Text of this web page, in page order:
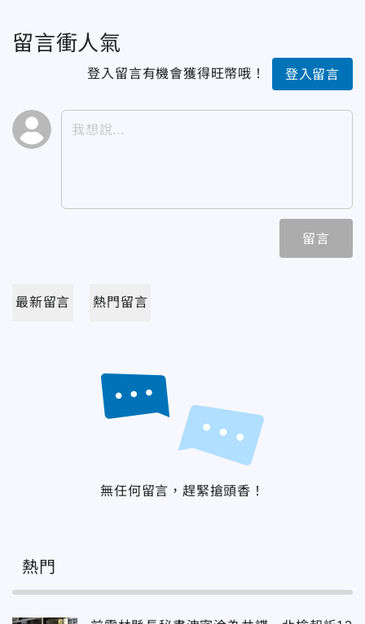
留言衝人氣
登入留言有機會獲得旺幣哦！ 登入留言
留言
最新留言 熱門留言
無任何留言，趕緊搶頭香！
熱門